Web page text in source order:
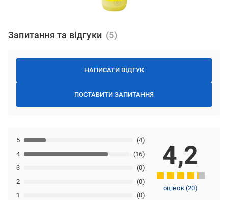
Запитання та відгуки
НАПИСАТИ ВІДГУК
ПОСТАВИТИ ЗАПИТАННЯ
1 (0)
2 (0)
3 (0)
4 (16)
5 (4)
4,2
оцінок (20)